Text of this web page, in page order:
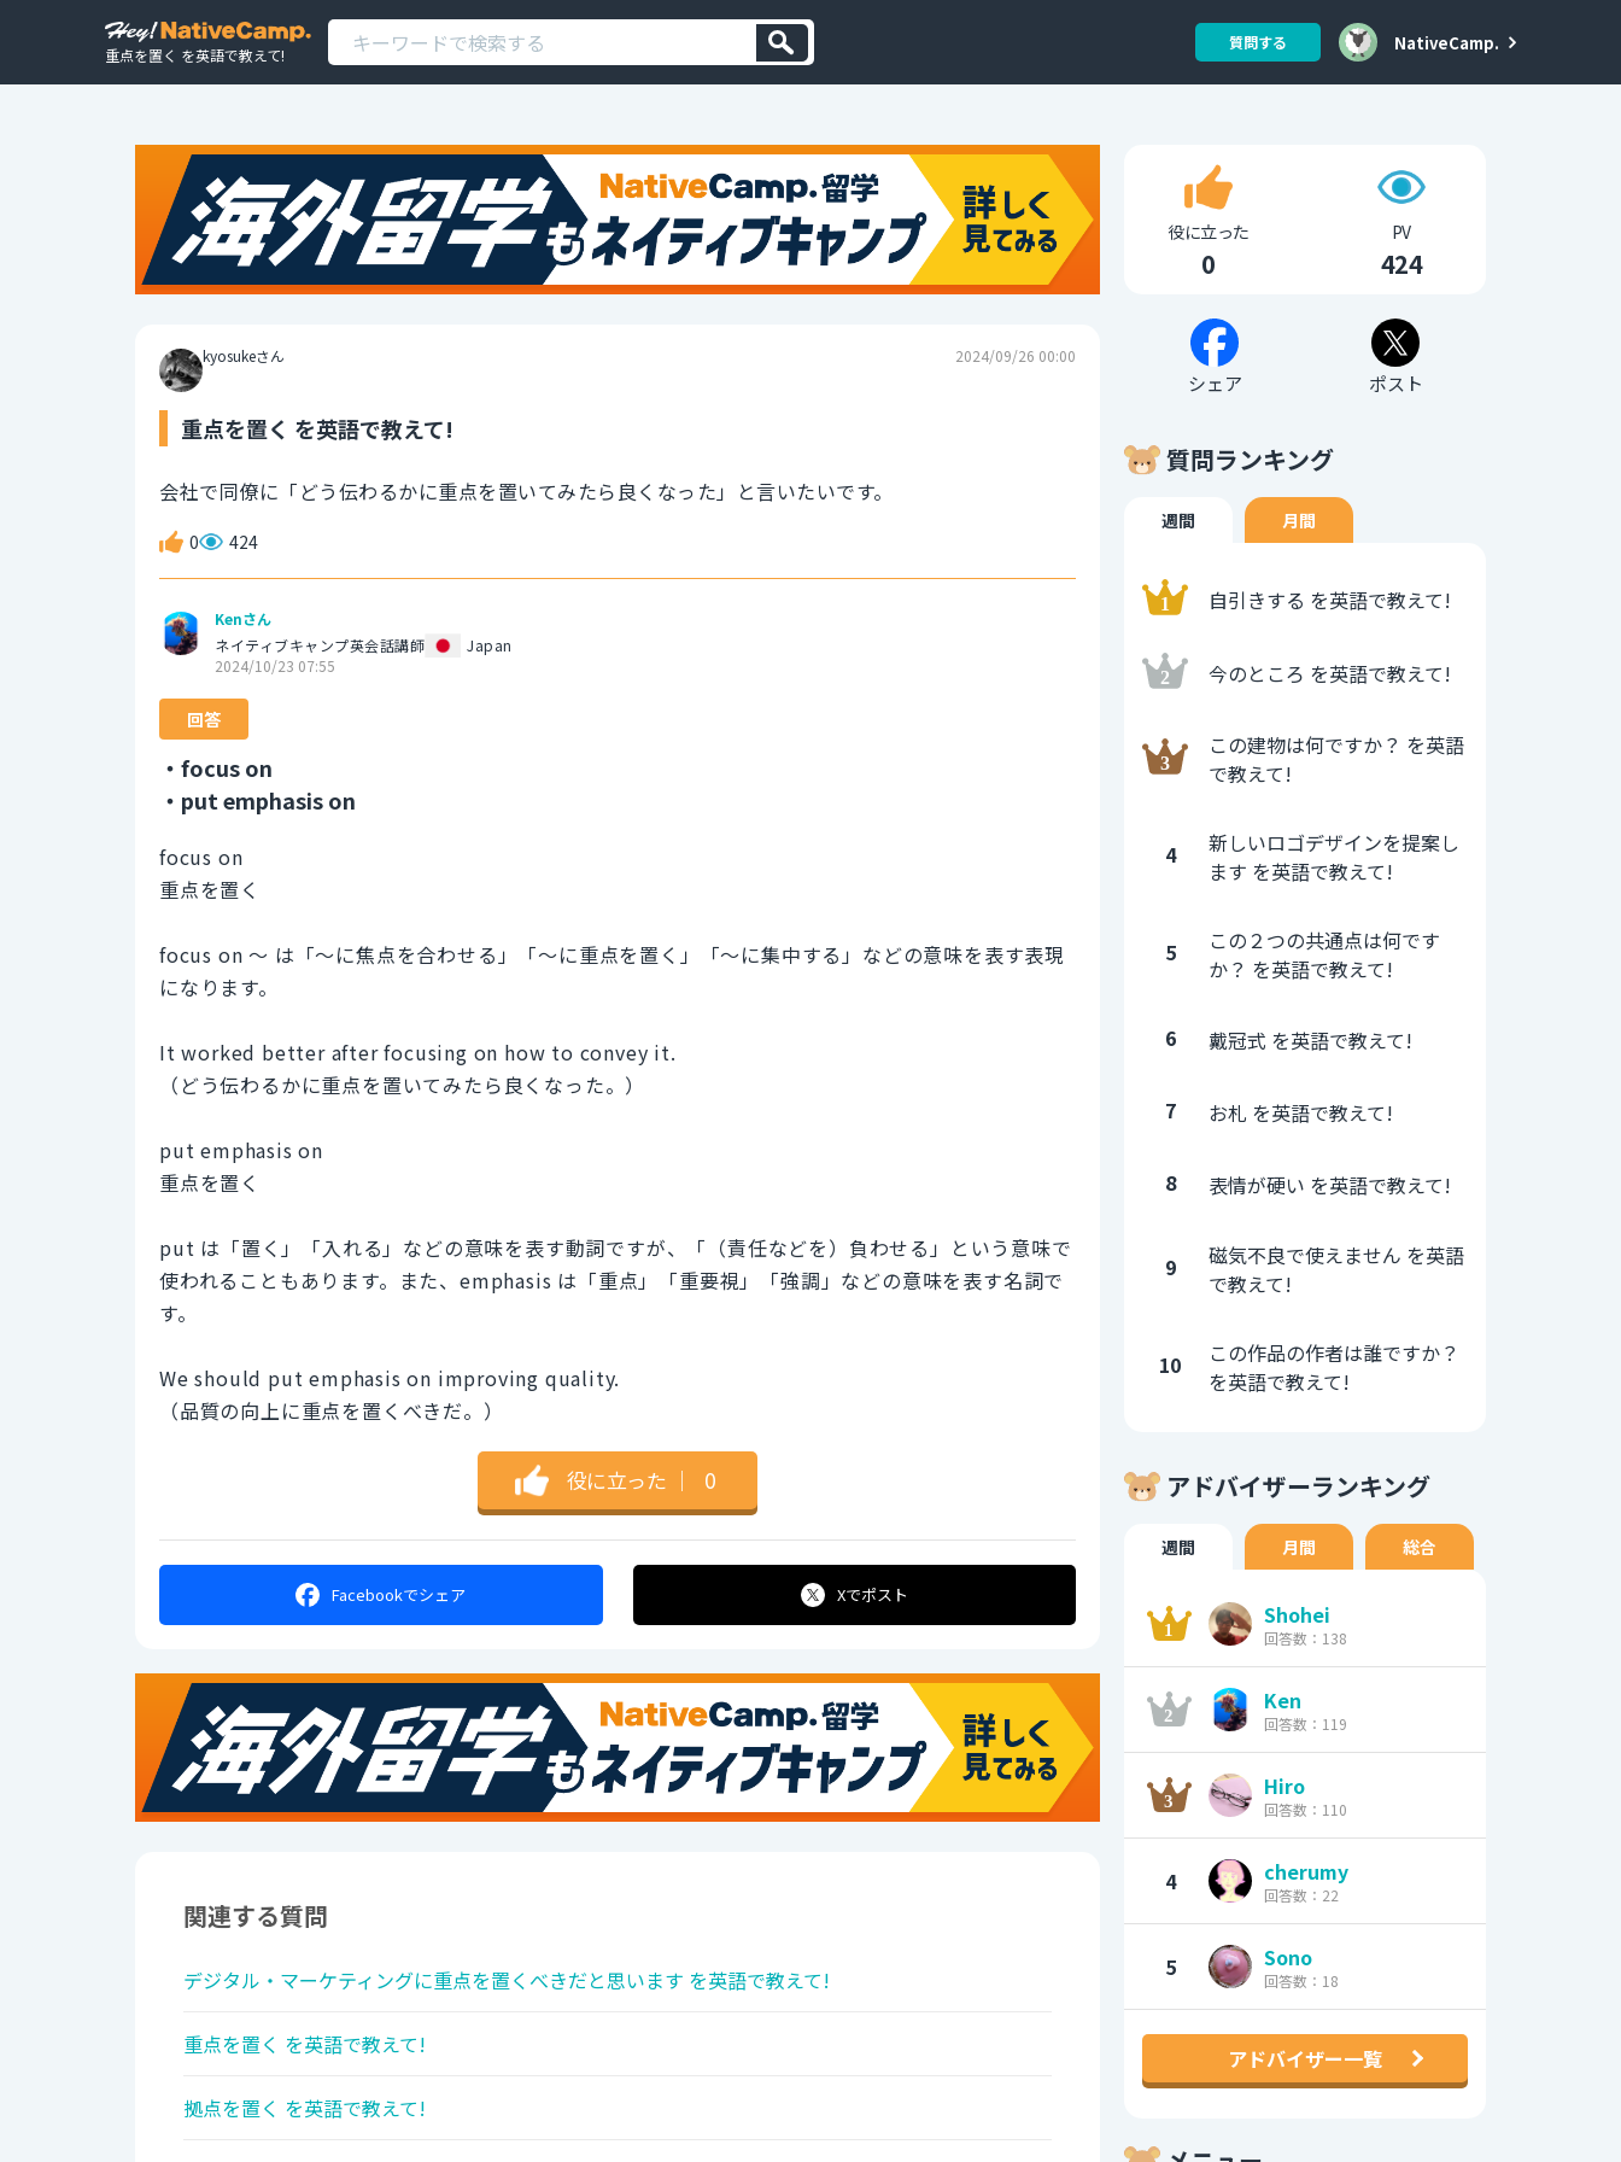
重点を置く を英語で教えて!
質問する NativeCamp.
kyosukeさん 2024/09/26 00:00
重点を置く を英語で教えて!
会社で同僚に「どう伝わるかに重点を置いてみたら良くなった」と言いたいです。
0 424
Kenさん
ネイティブキャンプ英会話講師
Japan
2024/10/23 07:55
回答
・focus on
・put emphasis on
focus on
重点を置く
focus on 〜 は「〜に焦点を合わせる」「〜に重点を置く」「〜に集中する」などの意味を表す表現
になります。
It worked better after focusing on how to convey it.
（どう伝わるかに重点を置いてみたら良くなった。）
put emphasis on
重点を置く
put は「置く」「入れる」などの意味を表す動詞ですが、「（責任などを）負わせる」という意味で
使われることもあります。また、emphasis は「重点」「重要視」「強調」などの意味を表す名詞で
す。
We should put emphasis on improving quality.
（品質の向上に重点を置くべきだ。）
役に立った ｜ 0
Facebookでシェア Xでポスト
関連する質問
デジタル・マーケティングに重点を置くべきだと思います を英語で教えて!
重点を置く を英語で教えて!
拠点を置く を英語で教えて!
役に立った
0
PV
424
シェア ポスト
質問ランキング
週間 月間
自引きする を英語で教えて!
今のところ を英語で教えて!
この建物は何ですか？ を英語
で教えて!
4
新しいロゴデザインを提案し
ます を英語で教えて!
5
この２つの共通点は何です
か？ を英語で教えて!
6 戴冠式 を英語で教えて!
7 お札 を英語で教えて!
8 表情が硬い を英語で教えて!
9
磁気不良で使えません を英語
で教えて!
10
この作品の作者は誰ですか？
を英語で教えて!
アドバイザーランキング
週間 月間 総合
Shohei
回答数：138
Ken
回答数：119
Hiro
回答数：110
4 cherumy
回答数：22
5 Sono
回答数：18
アドバイザー一覧